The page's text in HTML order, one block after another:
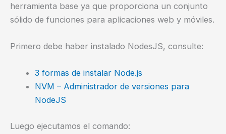
herramienta base ya que proporciona un conjunto
sólido de funciones para aplicaciones web y móviles.
Primero debe haber instalado NodesJS, consulte:
3 formas de instalar Node.js
NVM – Administrador de versiones para
NodeJS
Luego ejecutamos el comando: